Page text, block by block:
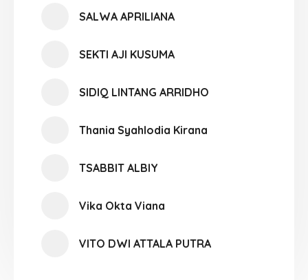
SALWA APRILIANA
SEKTI AJI KUSUMA
SIDIQ LINTANG ARRIDHO
Thania Syahlodia Kirana
TSABBIT ALBIY
Vika Okta Viana
VITO DWI ATTALA PUTRA